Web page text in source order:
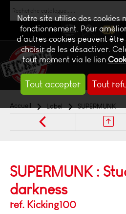
Notre site utilise des cookies
fonctionnement. Pour
d’autres cookies peuvent
choisir de les désactiver.
tout moment via le lien
Tout accepter Tout
NEWS CONTACT
Accueil Label SUPERMUNK
SUPERMUNK :
darkness
ref. Kicking100